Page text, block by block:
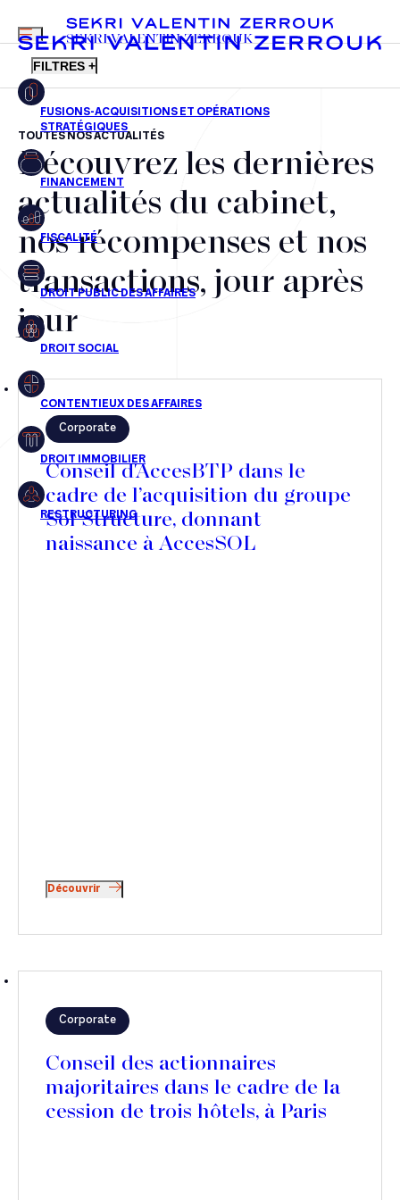
FR EN
MENU
SEKRI VALENTIN ZERROUK
FILTRES +
Fusions-acquisitions et opérations stratégiques
Financement
Fiscalité
Droit public des affaires
Droit social
Droit immobilier
Restructuring
Article
TOUTES NOS ACTUALITÉS
Découvrez les dernières
actualités du cabinet,
nos récompenses et nos
transactions, jour après
jour
Corporate
Conseil d'AccesBTP dans le
cadre de l’acquisition du groupe
Sol Structure, donnant
naissance à AccesSOL
Découvrir
Corporate
Conseil des actionnaires
majoritaires dans le cadre de la
cession de trois hôtels, à Paris